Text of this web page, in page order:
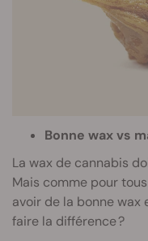
Bonne wax vs
La wax de cannabis
Mais comme pour
avoir de la bonne wax
faire la différence ?